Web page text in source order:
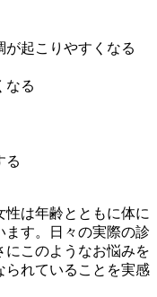
起こりやすくなる
なる
る
性は年齢とともに体に
ます。日々の実際の診
このようなお悩みを
られていることを実感